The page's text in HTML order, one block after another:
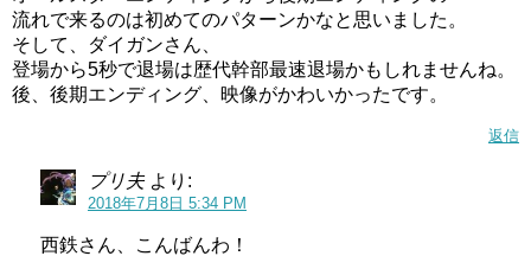
流れで来るのは初めてのパターンかなと思いました。
そして、ダイガンさん、
登場から5秒で退場は歴代幹部最速退場かもしれませんね。
後、後期エンディング、映像がかわいかったです。
返信
プリ夫 より:
2018年7月8日 5:34 PM
西鉄さん、こんばんわ！